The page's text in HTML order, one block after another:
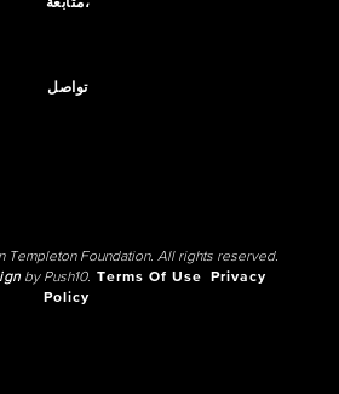
متابعة،
تواصل
Templeton Foundation. All rights reserved.
by Push10. Terms Of Use
Privacy
Policy